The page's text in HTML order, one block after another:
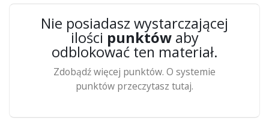
Nie posiadasz wystarczającej
ilości punktówaby
odblokować ten materiał.
Zdobądź więcej punktów. O systemie
punktów przeczytasz tutaj.